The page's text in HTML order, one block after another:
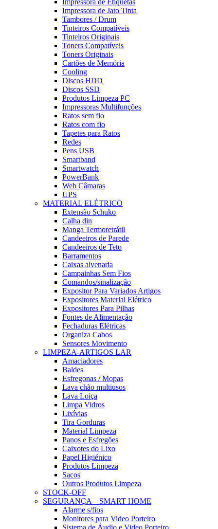
Impressora de Jato Tinta
Tambores / Drum
Tinteiros Compatíveis
Tinteiros Originais
Toners Compatíveis
Toners Originais
Cartões de Memória
Cooling
Discos HDD
Discos SSD
Produtos Limpeza PC
Impressoras Multifunções
Ratos sem fio
Ratos com fio
Tapetes para Ratos
Redes
Pens USB
Smartband
Smartwatch
PowerBank
Web Câmaras
UPS
MATERIAL ELÉTRICO
Extensão Schuko
Calha din
Manga Termoretrátil
Candeeiros de Parede
Candeeiros de Teto
Barramentos
Caixas alvenaria
Campainhas Sem Fios
Comandos/sinalização
Expositor Para Variados Artigos
Expositores Material Elétrico
Expositores Para Pilhas
Fontes de Alimentação
Fechaduras Elétricas
Organiza Cabos
Sensores Movimento
LIMPEZA-ARTIGOS LAR
Amaciadores
Baldes
Esfregonas / Mopas
Lava chão multiusos
Lava Loiça
Limpa Vidros
Lixívias
Tira Gorduras
Material Limpeza
Panos e Esfregões
Caixotes do Lixo
Papel Higiénico
Produtos Limpeza
Sacos
Outros Produtos Limpeza
STOCK-OFF
SEGURANÇA – SMART HOME
Alarme s/fios
Monitores para Video Porteiro
Sistema de Áudio e Video Porteiro